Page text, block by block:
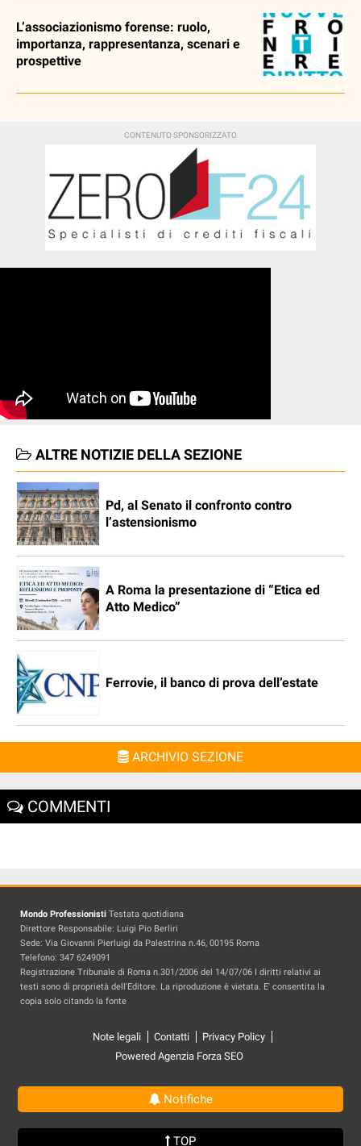
L’associazionismo forense: ruolo,
importanza, rappresentanza, scenari e
prospettive
ALTRE NOTIZIE DELLA SEZIONE
Pd, al Senato il confronto contro
l’astensionismo
A Roma la presentazione di “Etica ed
Atto Medico”
Ferrovie, il banco di prova dell’estate
ARCHIVIO SEZIONE
COMMENTI
Mondo Professionisti Testata quotidiana
Direttore Responsabile: Luigi Pio Berliri
Sede: Via Giovanni Pierluigi da Palestrina n.46, 00195 Roma
Telefono: 347 6249091
Registrazione Tribunale di Roma n.301/2006 del 14/07/06 I diritti relativi ai
testi sono di proprietà dell'Editore. La riproduzione è vietata. E' consentita la
copia solo citando la fonte
Note legali Contatti
Privacy Policy
Powered Agenzia Forza SEO
Notifiche
TOP